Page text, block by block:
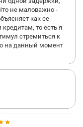
не маловажно -
как ее
то есть я
стремиться к
на данный момент